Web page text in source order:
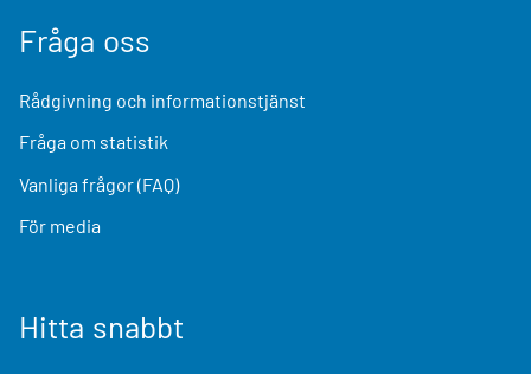
Fråga oss
Rådgivning och informationstjänst
Fråga om statistik
Vanliga frågor (FAQ)
För media
Hitta snabbt